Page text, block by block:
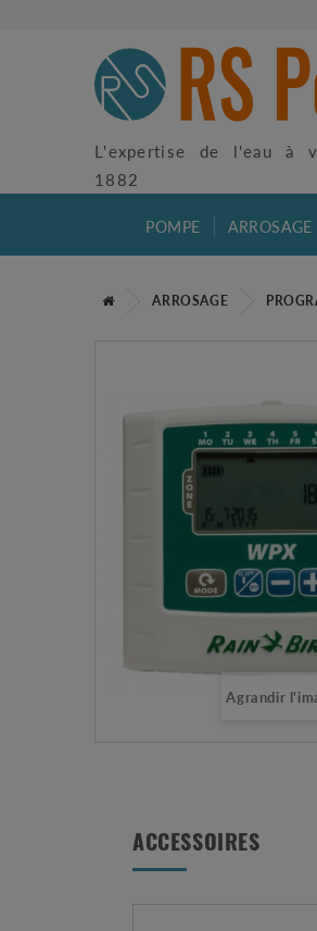
L'expertise de l'eau à
1882
POMPE ARROSAGE
ARROSAGE
Agrandir
ACCESSOIRES